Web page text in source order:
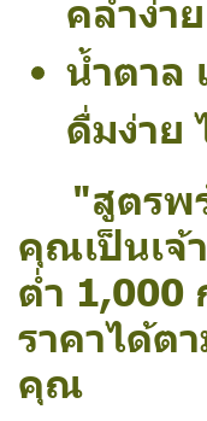
คล่ำง่าย
น้ำตาล
ดื่มง่าย
"สูตรพร้
คุณเป็นเจ้
ต่ำ 1,000
ราคาได้ต
คุณ